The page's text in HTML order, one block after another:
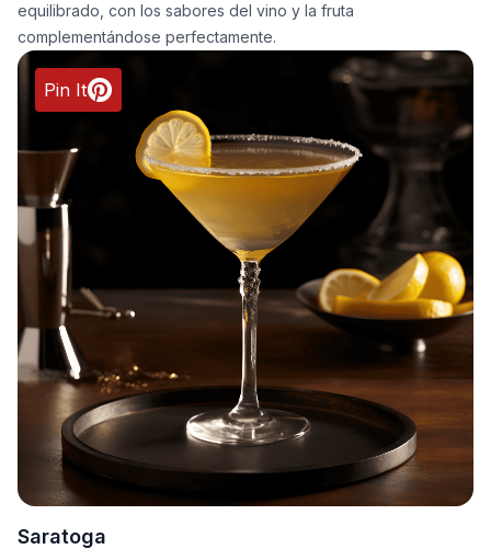
equilibrado, con los sabores del vino y la fruta
complementándose perfectamente.
Pin It
Saratoga